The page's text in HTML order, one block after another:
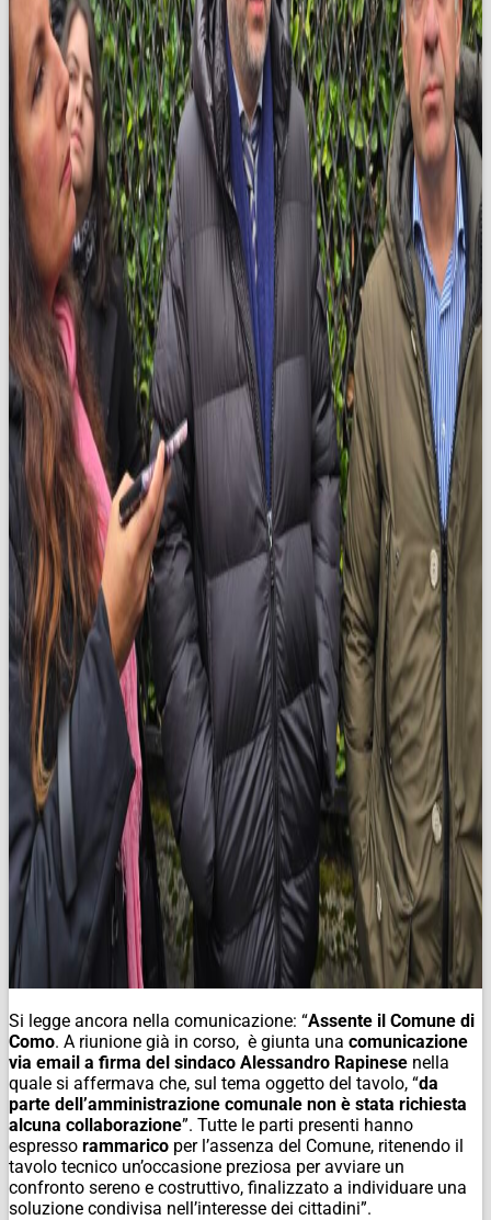
Si legge ancora nella comunicazione: “Assente il Comune di
Como. A riunione già in corso, è giunta una comunicazione
via email a firma del sindaco Alessandro Rapinese nella
quale si affermava che, sul tema oggetto del tavolo, “da
parte dell’amministrazione comunale non è stata richiesta
alcuna collaborazione”. Tutte le parti presenti hanno
espresso rammarico per l’assenza del Comune, ritenendo il
tavolo tecnico un’occasione preziosa per avviare un
confronto sereno e costruttivo, finalizzato a individuare una
soluzione condivisa nell’interesse dei cittadini”.